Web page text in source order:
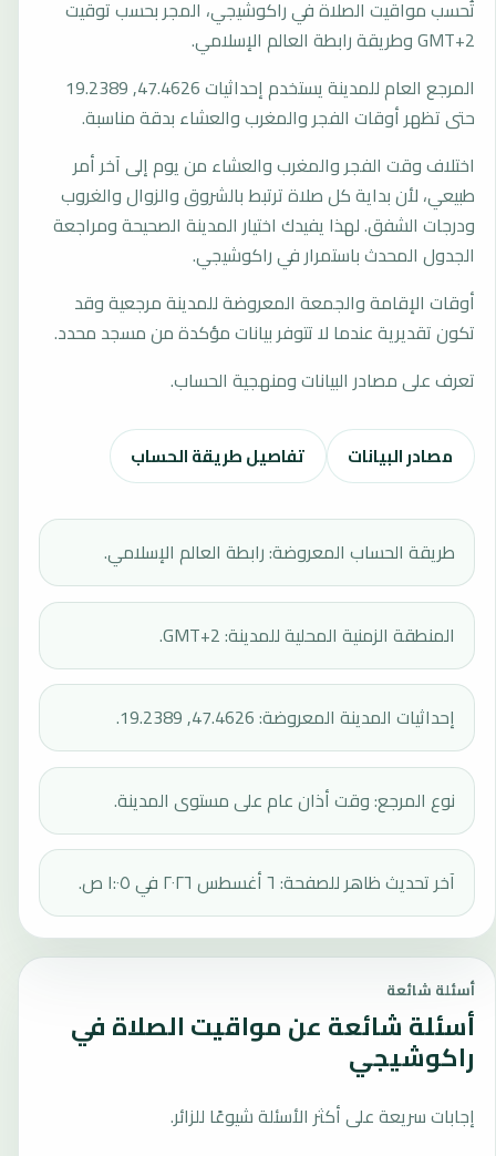
تُحسب مواقيت الصلاة في راكوشيجي، المجر بحسب توقيت
GMT+2 وطريقة رابطة العالم الإسلامي.
المرجع العام للمدينة يستخدم إحداثيات 47.4626, 19.2389
حتى تظهر أوقات الفجر والمغرب والعشاء بدقة مناسبة.
اختلاف وقت الفجر والمغرب والعشاء من يوم إلى آخر أمر
طبيعي، لأن بداية كل صلاة ترتبط بالشروق والزوال والغروب
ودرجات الشفق. لهذا يفيدك اختيار المدينة الصحيحة ومراجعة
الجدول المحدث باستمرار في راكوشيجي.
أوقات الإقامة والجمعة المعروضة للمدينة مرجعية وقد
تكون تقديرية عندما لا تتوفر بيانات مؤكدة من مسجد محدد.
تعرف على مصادر البيانات ومنهجية الحساب.
مصادر البيانات تفاصيل طريقة الحساب
طريقة الحساب المعروضة: رابطة العالم الإسلامي.
المنطقة الزمنية المحلية للمدينة: GMT+2.
إحداثيات المدينة المعروضة: 47.4626, 19.2389.
نوع المرجع: وقت أذان عام على مستوى المدينة.
آخر تحديث ظاهر للصفحة: ٦ أغسطس ٢٠٢٦ في ١:٠٥ ص.
أسئلة شائعة
أسئلة شائعة عن مواقيت الصلاة في
راكوشيجي
إجابات سريعة على أكثر الأسئلة شيوعًا للزائر.